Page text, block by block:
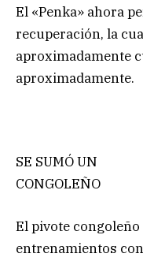
El «Penka» ahora
recuperación, la
aproximadamente
aproximadamente.
SE SUMÓ UN
CONGOLEÑO
El pivote
entrenamientos